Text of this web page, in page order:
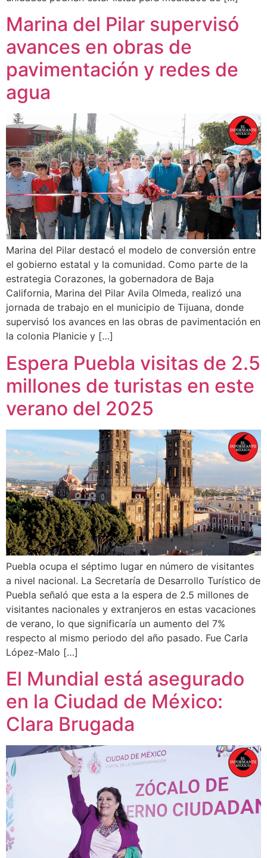
Marina del Pilar supervisó
avances en obras de
pavimentación y redes de
agua
Marina del Pilar destacó el modelo de conversión entre
el gobierno estatal y la comunidad. Como parte de la
estrategia Corazones, la gobernadora de Baja
California, Marina del Pilar Avila Olmeda, realizó una
jornada de trabajo en el municipio de Tijuana, donde
supervisó los avances en las obras de pavimentación en
la colonia Planicie y […]
Espera Puebla visitas de 2.5
millones de turistas en este
verano del 2025
Puebla ocupa el séptimo lugar en número de visitantes
a nivel nacional. La Secretaría de Desarrollo Turístico de
Puebla señaló que esta a la espera de 2.5 millones de
visitantes nacionales y extranjeros en estas vacaciones
de verano, lo que significaría un aumento del 7%
respecto al mismo periodo del año pasado. Fue Carla
López-Malo […]
El Mundial está asegurado
en la Ciudad de México:
Clara Brugada